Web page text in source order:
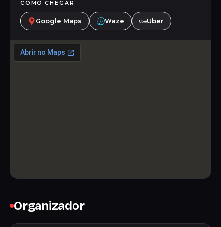
COMO CHEGAR
Google Maps Waze Uber
Organizador